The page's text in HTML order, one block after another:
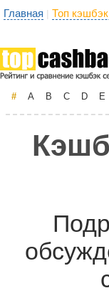
Главная | Топ
# A B C D E